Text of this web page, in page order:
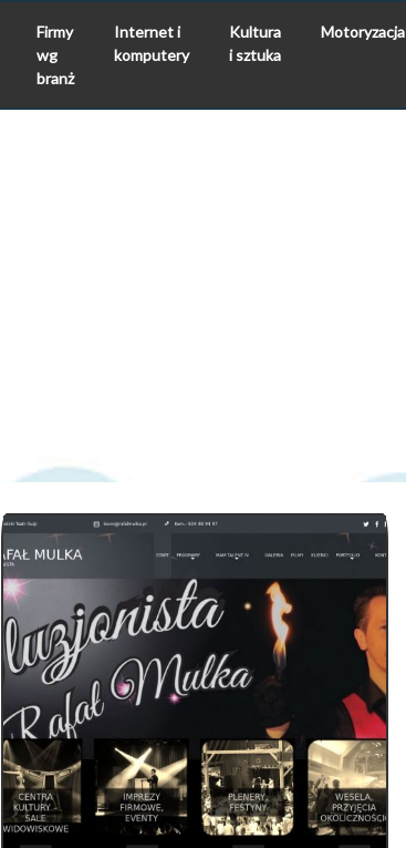
Firmy
wg
branż
Internet i
komputery
Kultura
i sztuka
Motoryzacja